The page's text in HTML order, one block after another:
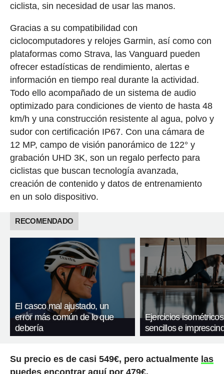
ciclista, sin necesidad de usar las manos.
Gracias a su compatibilidad con
ciclocomputadores y relojes Garmin, así como con
plataformas como Strava, las Vanguard pueden
ofrecer estadísticas de rendimiento, alertas e
información en tiempo real durante la actividad.
Todo ello acompañado de un sistema de audio
optimizado para condiciones de viento de hasta 48
km/h y una construcción resistente al agua, polvo y
sudor con certificación IP67. Con una cámara de
12 MP, campo de visión panorámico de 122° y
grabación UHD 3K, son un regalo perfecto para
ciclistas que buscan tecnología avanzada,
creación de contenido y datos de entrenamiento
en un solo dispositivo.
RECOMENDADO
El casco mal ajustado, un
error más común de lo que
debería
Ejercicios
sencillos e
Su precio es de casi 549€, pero actualmente las
puedes encontrar aquí por 479€.